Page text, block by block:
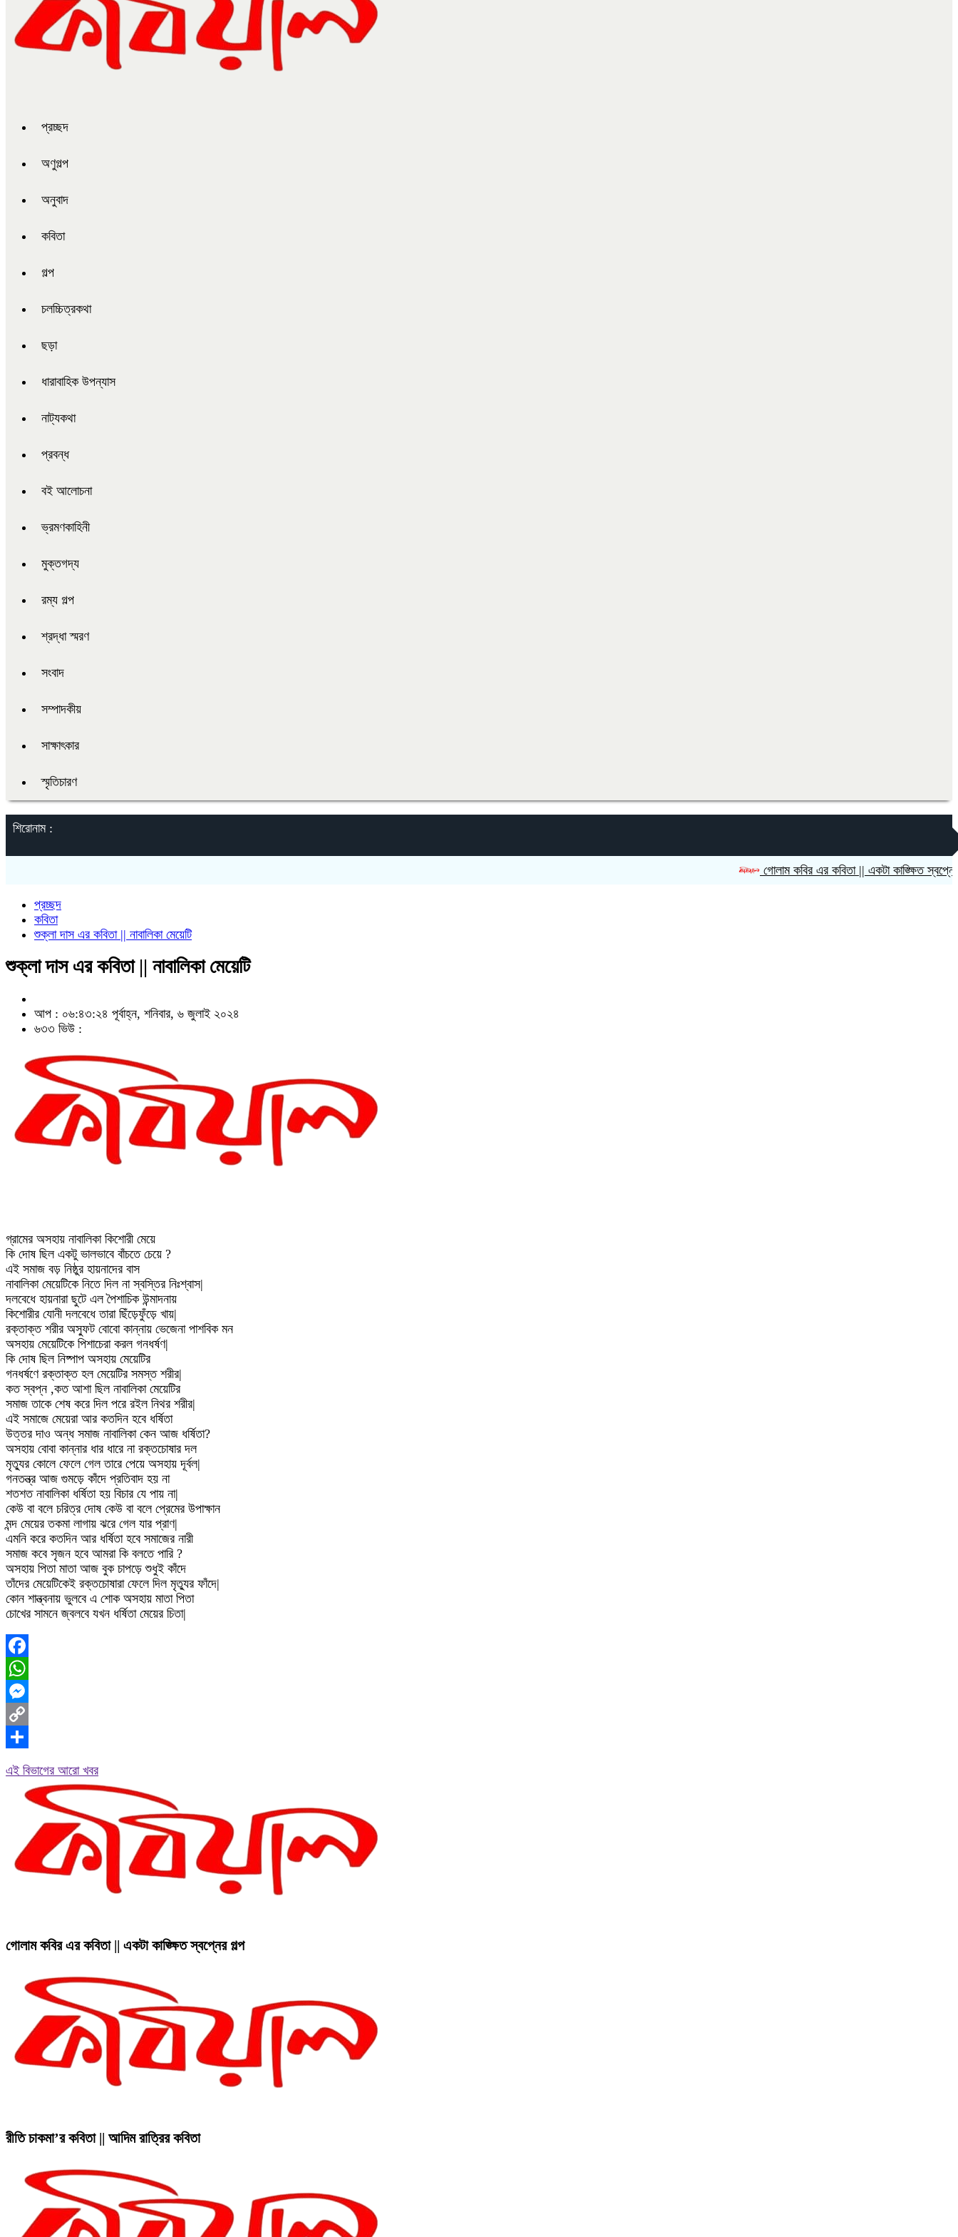
প্রচ্ছদ
অণুগল্প
অনুবাদ
কবিতা
গল্প
চলচ্চিত্রকথা
ছড়া
ধারাবাহিক উপন্যাস
নাট্যকথা
প্রবন্ধ
বই আলোচনা
ভ্রমণকাহিনী
মুক্তগদ্য
রম্য গল্প
শ্রদ্ধা স্মরণ
সংবাদ
সম্পাদকীয়
সাক্ষাৎকার
স্মৃতিচারণ
শিরোনাম :
গোলাম কবির এর কবিতা || একটা কাঙ্ক্ষিত স্বপ্নের গল্প
প্রচ্ছদ
কবিতা
শুক্লা দাস এর কবিতা || নাবালিকা মেয়েটি
শুক্লা দাস এর কবিতা || নাবালিকা মেয়েটি
আপ : ০৬:৪৩:২৪ পূর্বাহ্ন, শনিবার, ৬ জুলাই ২০২৪
৬৩৩ ভিউ :
গ্রামের অসহায় নাবালিকা কিশোরী মেয়ে
কি দোষ ছিল একটু ভালভাবে বাঁচতে চেয়ে ?
এই সমাজ বড় নিষ্ঠুর হায়নাদের বাস
নাবালিকা মেয়েটিকে নিতে দিল না স্বস্তির নিঃশ্বাস|
দলবেধে হায়নারা ছুটে এল পৈশাচিক উন্মাদনায়
কিশোরীর যোনী দলবেধে তারা ছিঁড়েফুঁড়ে খায়|
রক্তাক্ত শরীর অস্ফুট বোবো কান্নায় ভেজেনা পাশবিক মন
অসহায় মেয়েটিকে পিশাচেরা করল গনধর্ষণ|
কি দোষ ছিল নিষ্পাপ অসহায় মেয়েটির
গনধর্ষণে রক্তাক্ত হল মেয়েটির সমস্ত শরীর|
কত স্বপ্ন ,কত আশা ছিল নাবালিকা মেয়েটির
সমাজ তাকে শেষ করে দিল পরে রইল নিথর শরীর|
এই সমাজে মেয়েরা আর কতদিন হবে ধর্ষিতা
উত্তর দাও অন্ধ সমাজ নাবালিকা কেন আজ ধর্ষিতা?
অসহায় বোবা কান্নার ধার ধারে না রক্তচোষার দল
মৃত্যুর কোলে ফেলে গেল তারে পেয়ে অসহায় দূর্বল|
গনতন্ত্র আজ গুমড়ে কাঁদে প্রতিবাদ হয় না
শতশত নাবালিকা ধর্ষিতা হয় বিচার যে পায় না|
কেউ বা বলে চরিত্র দোষ কেউ বা বলে প্রেমের উপাক্ষান
মন্দ মেয়ের তকমা লাগায় ঝরে গেল যার প্রাণ|
এমনি করে কতদিন আর ধর্ষিতা হবে সমাজের নারী
সমাজ কবে সৃজন হবে আমরা কি বলতে পারি ?
অসহায় পিতা মাতা আজ বুক চাপড়ে শুধুই কাঁদে
তাঁদের মেয়েটিকেই রক্তচোষারা ফেলে দিল মৃত্যুর ফাঁদে|
কোন শান্ত্বনায় ভুলবে এ শোক অসহায় মাতা পিতা
চোখের সামনে জ্বলবে যখন ধর্ষিতা মেয়ের চিতা|
Facebook
WhatsApp
Messenger
Copy
এই বিভাগের আরো খবর
গোলাম কবির এর কবিতা || একটা কাঙ্ক্ষিত স্বপ্নের গল্প
রীতি চাকমা’র কবিতা || আদিম রাত্রির কবিতা